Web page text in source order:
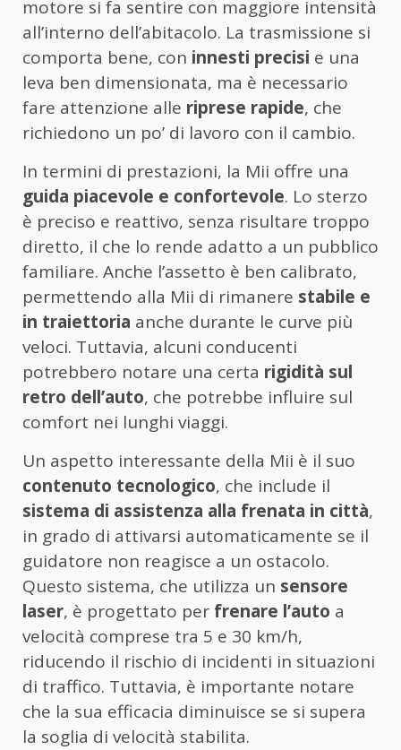
motore si fa sentire con maggiore intensità
all’interno dell’abitacolo. La trasmissione si
comporta bene, con innesti precisi e una
leva ben dimensionata, ma è necessario
fare attenzione alle riprese rapide, che
richiedono un po’ di lavoro con il cambio.
In termini di prestazioni, la Mii offre una
guida piacevole e confortevole. Lo sterzo
è preciso e reattivo, senza risultare troppo
diretto, il che lo rende adatto a un pubblico
familiare. Anche l’assetto è ben calibrato,
permettendo alla Mii di rimanere stabile e
in traiettoria anche durante le curve più
veloci. Tuttavia, alcuni conducenti
potrebbero notare una certa rigidità sul
retro dell’auto, che potrebbe influire sul
comfort nei lunghi viaggi.
Un aspetto interessante della Mii è il suo
contenuto tecnologico, che include il
sistema di assistenza alla frenata in città,
in grado di attivarsi automaticamente se il
guidatore non reagisce a un ostacolo.
Questo sistema, che utilizza un sensore
laser, è progettato per frenare l’auto a
velocità comprese tra 5 e 30 km/h,
riducendo il rischio di incidenti in situazioni
di traffico. Tuttavia, è importante notare
che la sua efficacia diminuisce se si supera
la soglia di velocità stabilita.